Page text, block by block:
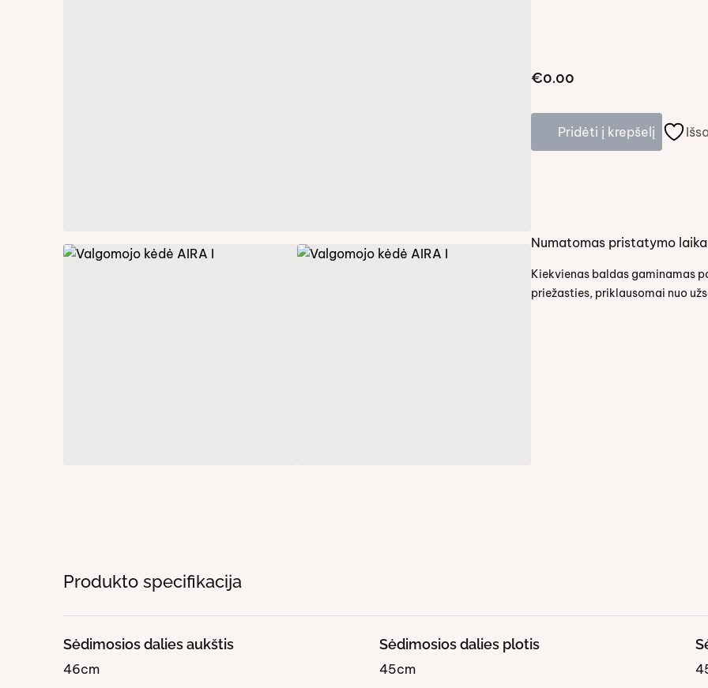
€0.00
Pridėti į krepšelį
Numatomas pristatymo
Kiekvienas baldas gaminamas
priežasties, priklausomai nuo
Produkto specifikacija
Sėdimosios dalies aukštis
46cm
Sėdimosios dalies plotis
45cm